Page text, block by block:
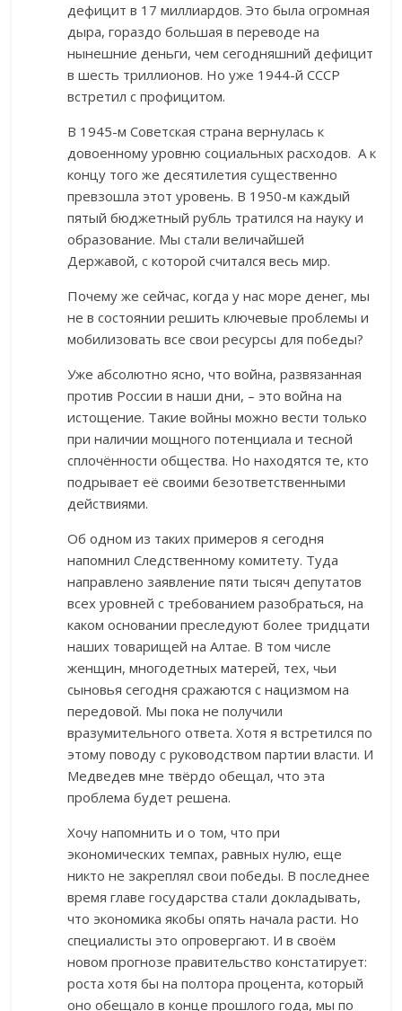
дефицит в 17 миллиардов. Это была огромная
дыра, гораздо большая в переводе на
нынешние деньги, чем сегодняшний дефицит
в шесть триллионов. Но уже 1944-й СССР
встретил с профицитом.
В 1945-м Советская страна вернулась к
довоенному уровню социальных расходов. А к
концу того же десятилетия существенно
превзошла этот уровень. В 1950-м каждый
пятый бюджетный рубль тратился на науку и
образование. Мы стали величайшей
Державой, с которой считался весь мир.
Почему же сейчас, когда у нас море денег, мы
не в состоянии решить ключевые проблемы и
мобилизовать все свои ресурсы для победы?
Уже абсолютно ясно, что война, развязанная
против России в наши дни, – это война на
истощение. Такие войны можно вести только
при наличии мощного потенциала и тесной
сплочённости общества. Но находятся те, кто
подрывает её своими безответственными
действиями.
Об одном из таких примеров я сегодня
напомнил Следственному комитету. Туда
направлено заявление пяти тысяч депутатов
всех уровней с требованием разобраться, на
каком основании преследуют более тридцати
наших товарищей на Алтае. В том числе
женщин, многодетных матерей, тех, чьи
сыновья сегодня сражаются с нацизмом на
передовой. Мы пока не получили
вразумительного ответа. Хотя я встретился по
этому поводу с руководством партии власти. И
Медведев мне твёрдо обещал, что эта
проблема будет решена.
Хочу напомнить и о том, что при
экономических темпах, равных нулю, еще
никто не закреплял свои победы. В последнее
время главе государства стали докладывать,
что экономика якобы опять начала расти. Но
специалисты это опровергают. И в своём
новом прогнозе правительство констатирует:
роста хотя бы на полтора процента, который
оно обещало в конце прошлого года, мы по